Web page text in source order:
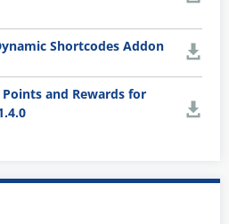
Shortcodes Addon
and Rewards for